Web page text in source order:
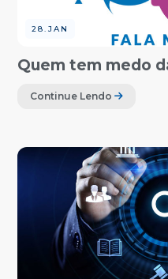
28.JAN
Quem tem medo
Continue Lendo